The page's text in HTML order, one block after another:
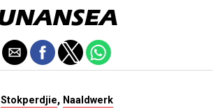
Stokperdjie, Naaldwerk